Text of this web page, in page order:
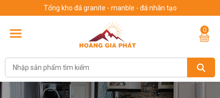
Tổng kho đá granite - manble - đá nhân tạo
0